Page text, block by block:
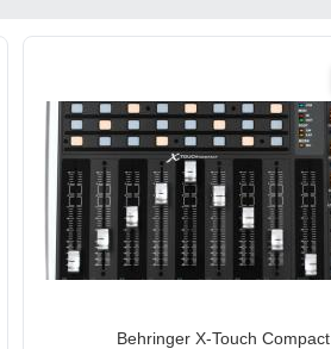
Behringer X-Touch Compact